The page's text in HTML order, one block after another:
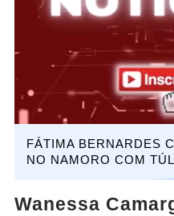
FÁTIMA BERNARDES
NO NAMORO COM
Wanessa